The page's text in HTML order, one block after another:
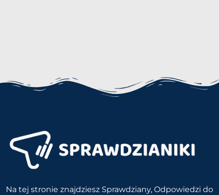
Na tej stronie znajdziesz Sprawdziany, Odpowiedzi do